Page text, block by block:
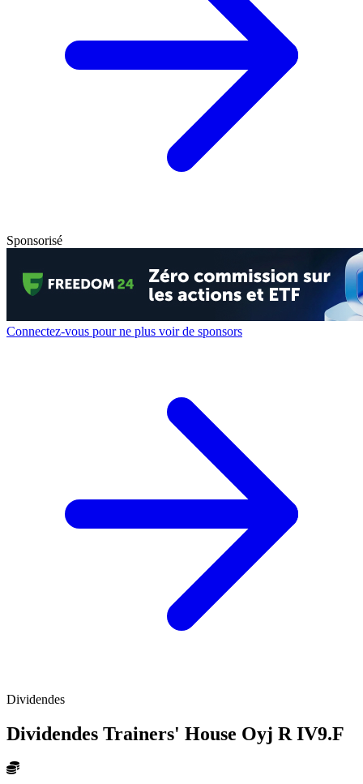
Sponsorisé
Connectez-vous pour ne plus voir de sponsors
Dividendes
Dividendes Trainers' House Oyj R IV9.F